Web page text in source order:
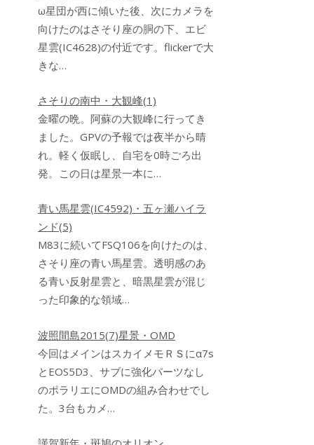
ω星団が西に傾いた後、次にカメラを
向けたのはさそり座の胴の下、エビ
星雲(IC4628)の付近です。flickerで大
きな…
さそりの南中・大観峰(1)
金曜の晩。阿蘇の大観峰に行ってき
ました。GPVの予報では夜半から晴
れ。軽く仮眠し、自宅を0時ごろ出
発。この日は星景一本に…
青い馬星雲(IC4592)・五ヶ瀬ハイラ
ンド(5)
M83に続いてFSQ106を向けたのは、
さそり座の青い馬星雲。透明感のあ
る青い反射星雲と、暗黒星雲が混じ
った印象的な領域…
波照間島2015(7)星景・OMD
今回はメインはスカイメモＲＳにα7s
とEOS5D3、サブに強化パーツなし
のポラリエにOMDの組み合わせでし
た。3台もカメ…